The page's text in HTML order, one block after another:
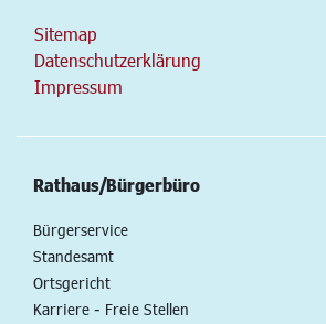
Sitemap
Datenschutzerklärung
Impressum
Rathaus/Bürgerbüro
Bürgerservice
Standesamt
Ortsgericht
Karriere - Freie Stellen